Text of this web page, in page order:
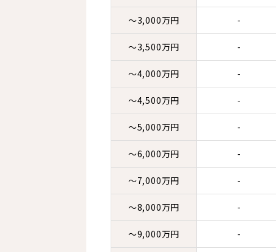
～3,000万円 -
～3,500万円 -
～4,000万円 -
～4,500万円 -
～5,000万円 -
～6,000万円 -
～7,000万円 -
～8,000万円 -
～9,000万円 -